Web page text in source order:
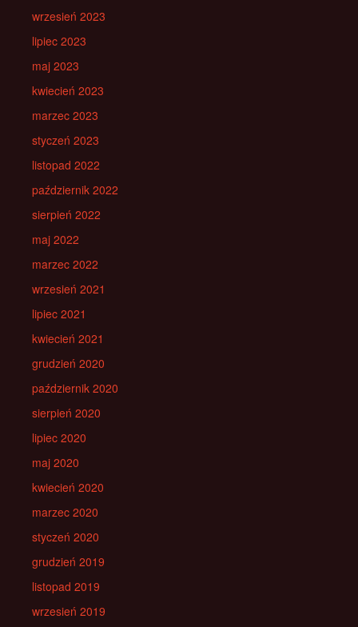
wrzesień 2023
lipiec 2023
maj 2023
kwiecień 2023
marzec 2023
styczeń 2023
listopad 2022
październik 2022
sierpień 2022
maj 2022
marzec 2022
wrzesień 2021
lipiec 2021
kwiecień 2021
grudzień 2020
październik 2020
sierpień 2020
lipiec 2020
maj 2020
kwiecień 2020
marzec 2020
styczeń 2020
grudzień 2019
listopad 2019
wrzesień 2019